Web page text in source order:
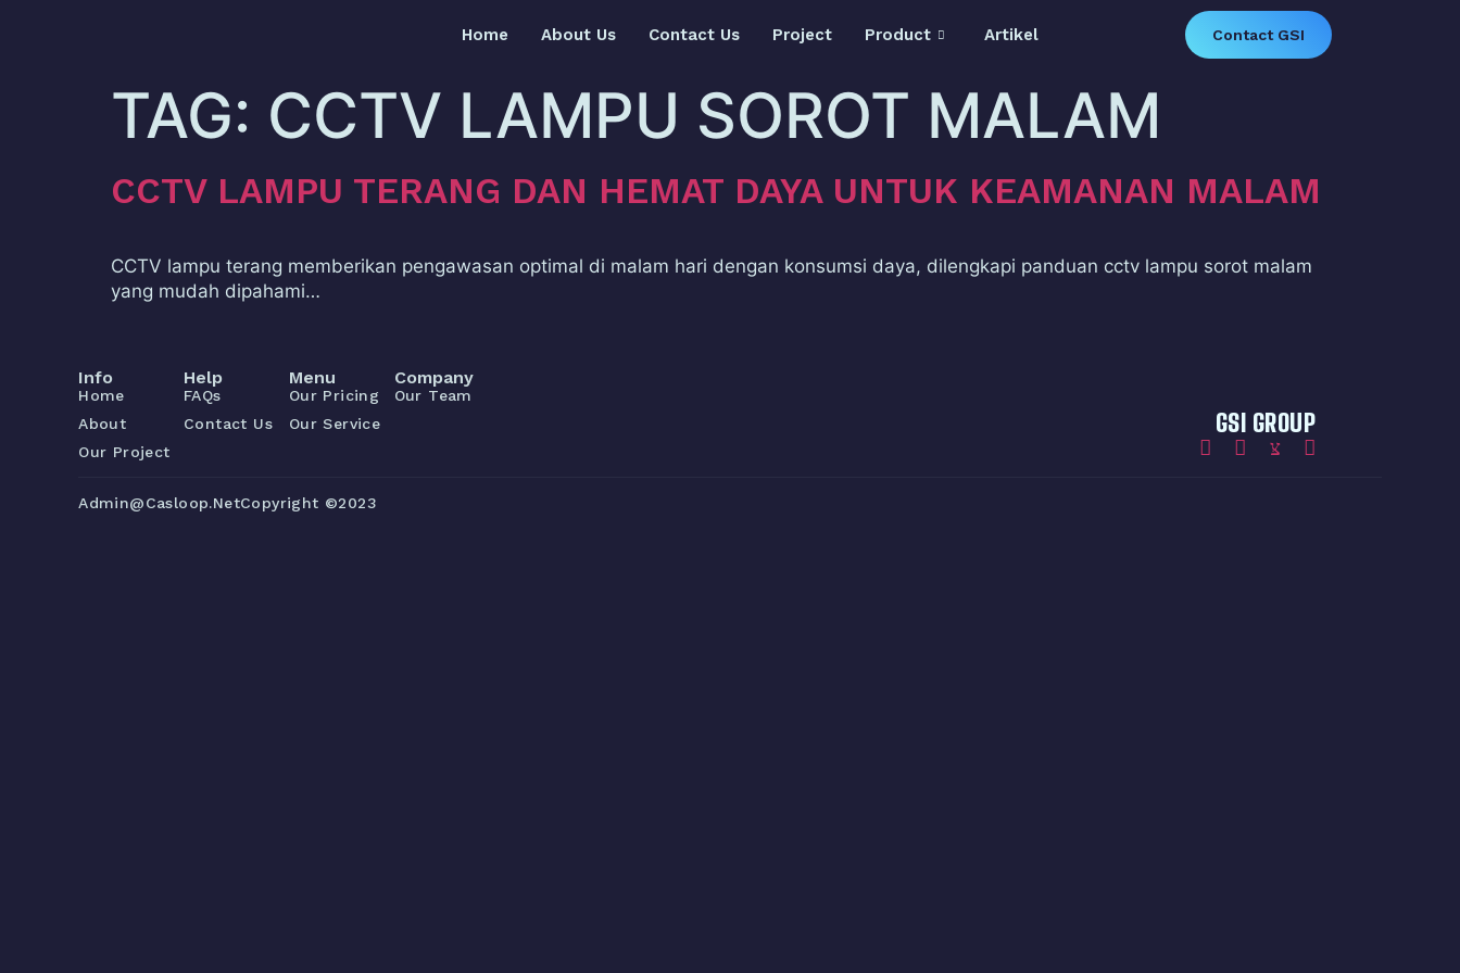
Home About Us Contact Us Project Product Artikel Contact GSI
TAG: CCTV LAMPU SOROT MALAM
CCTV LAMPU TERANG DAN HEMAT DAYA UNTUK KEAMANAN MALAM
CCTV lampu terang memberikan pengawasan optimal di malam hari dengan konsumsi daya, dilengkapi panduan cctv lampu sorot malam
yang mudah dipahami…
Info
Home
About
Our Project
Help
FAQs
Contact Us
Menu
Our Pricing
Our Service
Company
Our Team
GSI GROUP
Admin@casloop.netCopyright ©2023